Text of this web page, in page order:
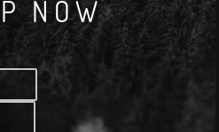
NOW